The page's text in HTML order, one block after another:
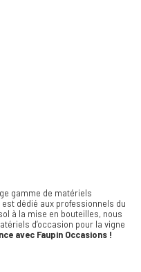
gamme de matériels
est dédié aux professionnels du
à la mise en bouteilles, nous
d’occasion pour la vigne
avec Faupin Occasions !